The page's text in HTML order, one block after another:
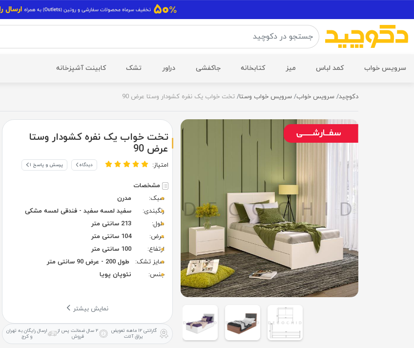
سرویس خواب کمد لباس میز کتابخانه جاکفشی دراور تشک کابینت آشپزخانه
دکوچید سرویس خواب سرویس خواب وستا تخت خواب یک نفره کشودار وستا عرض 90
تخت خواب یک نفره کشودار وستا
عرض 90
امتیاز: دیدگاه پرسش و پاسخ ۱
مشخصات
سبک:
مدرن
رنگبندی:
سفید لمسه سفید - فندقی لمسه مشکی
طول:
213 سانتی متر
عرض:
104 سانتی متر
ارتفاع:
100 سانتی متر
سایز تشک:
طول 200 - عرض 90 سانتی متر
جنس:
نئوپان پویا
نمایش بیشتر
گارانتی ۱۲ ماهه
تعویض
یراق آلات
۲ سال ضمانت
پس از
فروش
ارسال رایگان به تهران
و کرج